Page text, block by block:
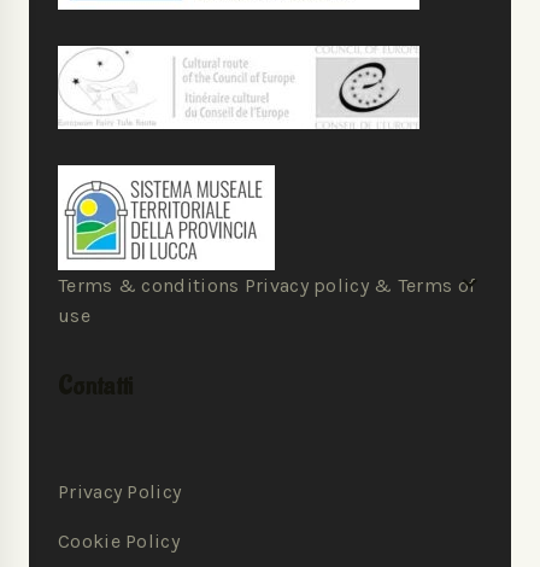
Terms & conditions Privacy policy & Terms of
use
Privacy Policy
Cookie Policy